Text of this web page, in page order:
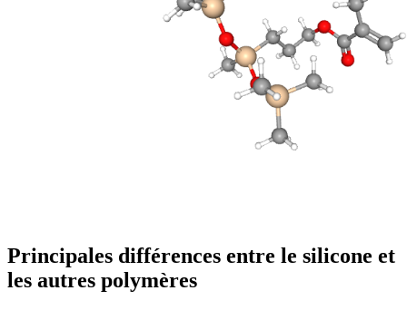
Principales différences entre le silicone et
les autres polymères